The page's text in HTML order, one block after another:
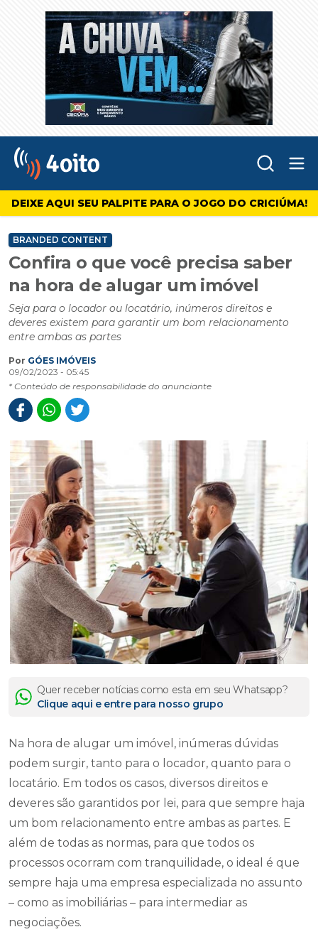
4oito
DEIXE AQUI SEU PALPITE PARA O JOGO DO CRICIÚMA!
BRANDED CONTENT
Confira o que você precisa saber
na hora de alugar um imóvel
Seja para o locador ou locatário, inúmeros direitos e
deveres existem para garantir um bom relacionamento
entre ambas as partes
Por GÓES IMÓVEIS
09/02/2023 - 05:45
* Conteúdo de responsabilidade do anunciante
Quer receber notícias como esta em seu Whatsapp?
Clique aqui e entre para nosso grupo
Na hora de alugar um imóvel, inúmeras dúvidas
podem surgir, tanto para o locador, quanto para o
locatário. Em todos os casos, diversos direitos e
deveres são garantidos por lei, para que sempre haja
um bom relacionamento entre ambas as partes. E
além de todas as normas, para que todos os
processos ocorram com tranquilidade, o ideal é que
sempre haja uma empresa especializada no assunto
– como as imobiliárias – para intermediar as
negociações.